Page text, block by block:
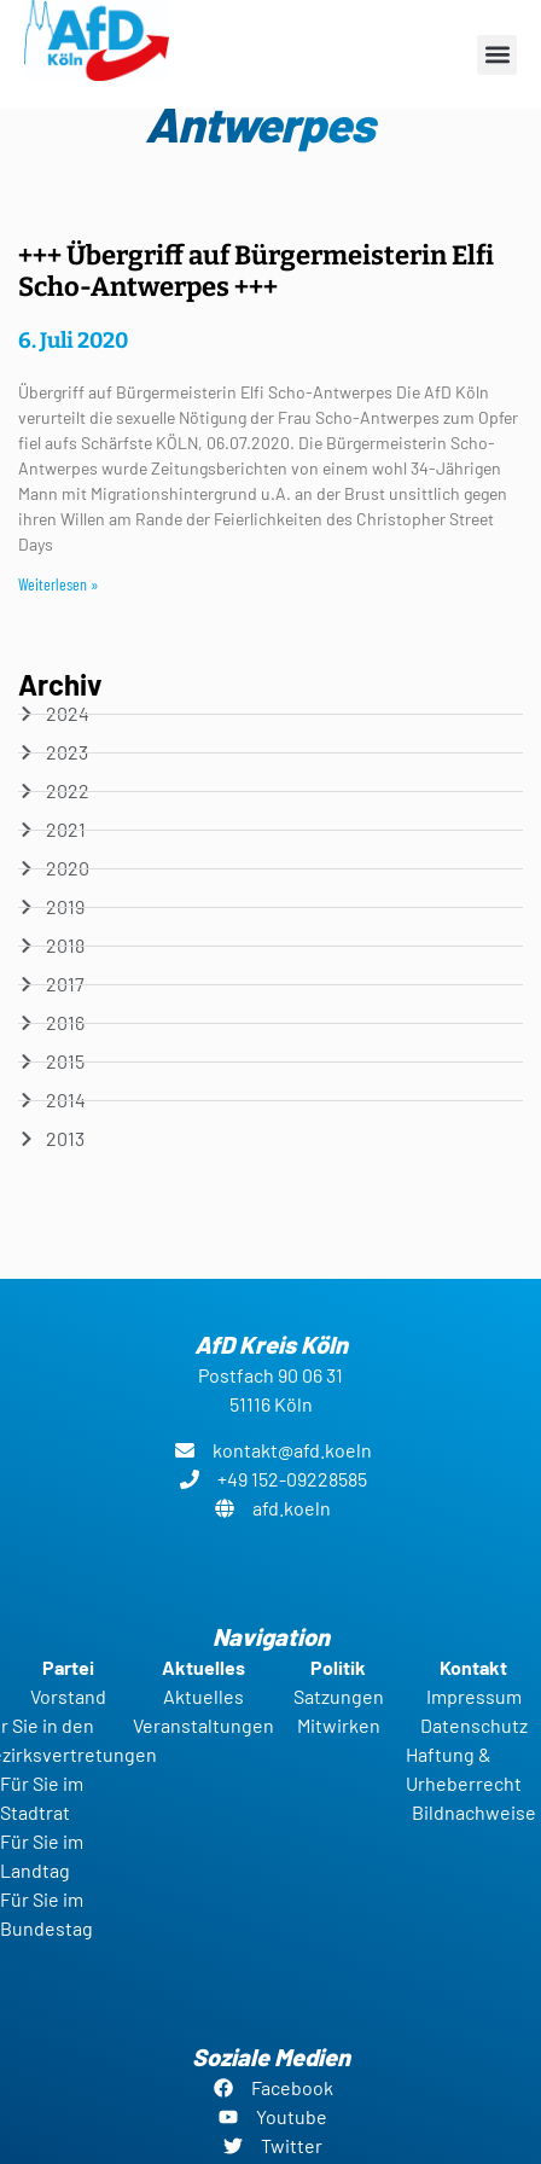
Schlagwort: Elfi Scho-
Antwerpes
+++ Übergriff auf Bürgermeisterin Elfi
Scho-Antwerpes +++
6. Juli 2020
Übergriff auf Bürgermeisterin Elfi Scho-Antwerpes Die AfD Köln
verurteilt die sexuelle Nötigung der Frau Scho-Antwerpes zum Opfer
fiel aufs Schärfste KÖLN, 06.07.2020. Die Bürgermeisterin Scho-
Antwerpes wurde Zeitungsberichten von einem wohl 34-Jährigen
Mann mit Migrationshintergrund u.A. an der Brust unsittlich gegen
ihren Willen am Rande der Feierlichkeiten des Christopher Street
Days
Weiterlesen »
Archiv
2024
2023
2022
2021
2020
2019
2018
2017
2016
2015
2014
2013
AfD Kreis Köln
Postfach 90 06 31
51116 Köln
kontakt@afd.koeln
+49 152-09228585
afd.koeln
Navigation
Partei
Vorstand
Sie in den
Für Sie im
Stadtrat
Für Sie im
Landtag
Für Sie im
Bundestag
Aktuelles
Aktuelles
Veranstaltungen
Politik
Satzungen
Mitwirken
Kontakt
Impressum
Datenschutz
Haftung &
Urheberrecht
Bildnachweise
Soziale Medien
Facebook
Youtube
Twitter